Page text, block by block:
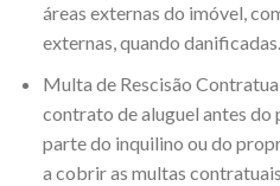
áreas externas do imóvel,
externas, quando danificadas.
Multa de Rescisão
contrato de aluguel antes do
parte do inquilino ou do
a cobrir as multas